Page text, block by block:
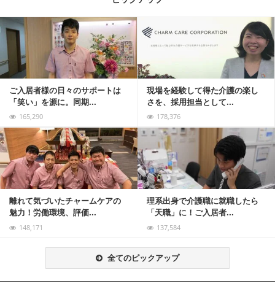
ご入居者様の日々のサポートは
「笑い」を源に。同期...
165,290
現場を経験して得た介護の楽し
さを、採用担当として...
178,376
記事を読む
離れて気づいたチャームケアの
魅力！労働環境、評価...
148,171
理系出身で介護職に就職したら
「天職」に！ご入居者...
137,584
記事を読む
全てのピックアップ